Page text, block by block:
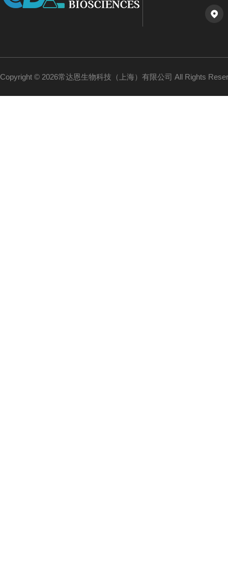
Copyright © 2026常达恩生物科技（上海）有限公司 All Rights